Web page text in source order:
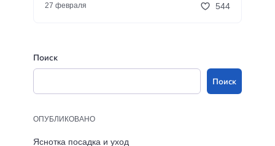
27 февраля 544
Поиск
Поиск
ОПУБЛИКОВАНО
Яснотка посадка и уход